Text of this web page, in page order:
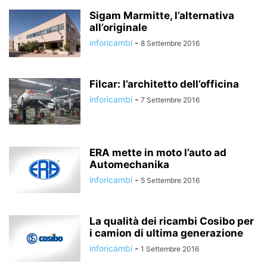
Sigam Marmitte, l’alternativa
all’originale
inforicambi - 8 Settembre 2016
Filcar: l’architetto dell’officina
inforicambi - 7 Settembre 2016
ERA mette in moto l’auto ad
Automechanika
inforicambi - 5 Settembre 2016
La qualità dei ricambi Cosibo per
i camion di ultima generazione
inforicambi - 1 Settembre 2016